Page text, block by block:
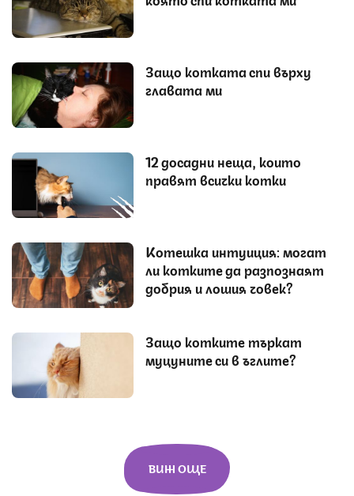
Защо котката спи върху
главата ми
12 досадни неща, които
правят всички котки
Котешка интуиция: могат
ли котките да разпознаят
добрия и лошия човек?
Защо котките търкат
муцуните си в ъглите?
ВИЖ ОЩЕ